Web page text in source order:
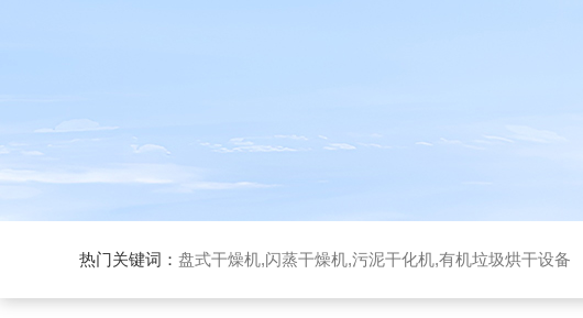
热门关键词： 盘式干燥机,闪蒸干燥机,污泥干化机,有机垃圾烘干设备